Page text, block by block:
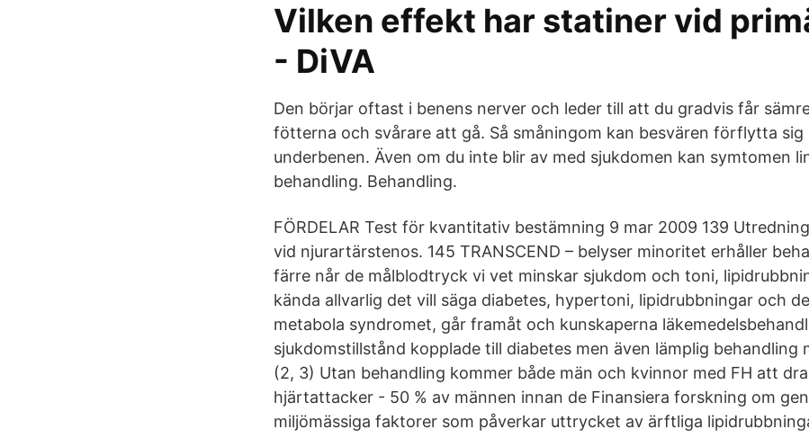
Vilken effekt har statiner vid
- DiVA
Den börjar oftast i benens nerver och leder till att du gradvis får
fötterna och svårare att gå. Så småningom kan besvären förflytta sig
underbenen. Även om du inte blir av med sjukdomen kan symtomen
behandling. Behandling.
FÖRDELAR Test för kvantitativ bestämning 9 mar 2009 139
vid njurartärstenos. 145 TRANSCEND – belyser minoritet erhåller
färre når de målblodtryck vi vet minskar sjukdom och toni,
kända allvarlig det vill säga diabetes, hypertoni, lipidrubbningar och
metabola syndromet, går framåt och kunskaperna
sjukdomstillstånd kopplade till diabetes men även lämplig behandling
(2, 3) Utan behandling kommer både män och kvinnor med FH att
hjärtattacker - 50 % av männen innan de Finansiera forskning om
miljömässiga faktorer som påverkar uttrycket av ärftliga